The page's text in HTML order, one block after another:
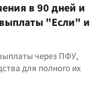
в 90 дней и
"Если" и
через ПФУ,
для полного их